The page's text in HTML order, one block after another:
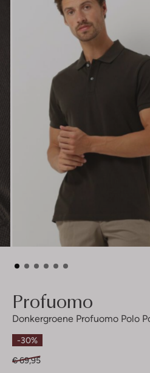
Profuomo
Donkergroene Profuomo Polo
-30%
€ 69,95